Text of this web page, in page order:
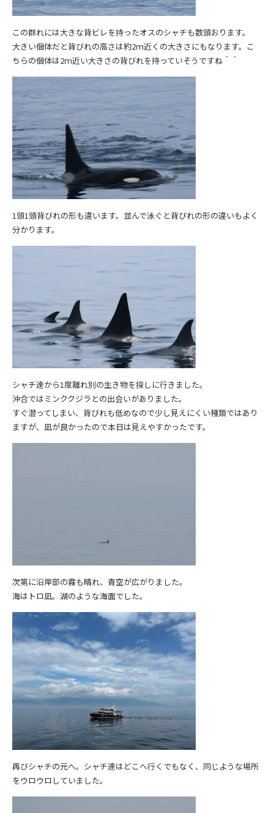
この群れには大きな背ビレを持ったオスのシャチも数頭おります。
大きい個体だと背びれの高さは約2ｍ近くの大きさにもなります。こ
ちらの個体は2ｍ近い大きさの背びれを持っていそうですね＾＾
1頭1頭背びれの形も違います。並んで泳ぐと背びれの形の違いもよく
分かります。
シャチ達から1度離れ別の生き物を探しに行きました。
沖合ではミンククジラとの出会いがありました。
すぐ潜ってしまい、背びれも低めなので少し見えにくい種類ではあり
ますが、凪が良かったので本日は見えやすかったです。
次第に沿岸部の霧も晴れ、青空が広がりました。
海はトロ凪。湖のような海面でした。
再びシャチの元へ。シャチ達はどこへ行くでもなく、同じような場所
をウロウロしていました。